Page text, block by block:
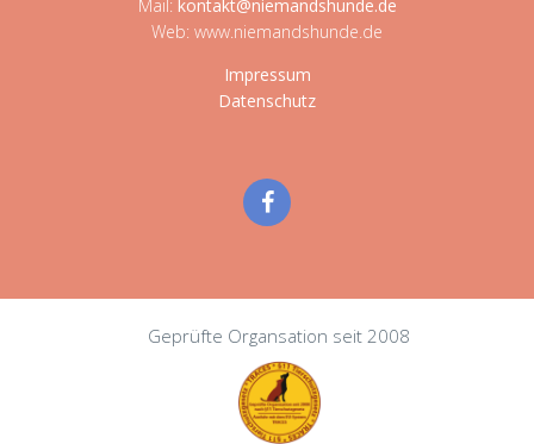
Mail: kontakt@niemandshunde.de
Web: www.niemandshunde.de
Impressum
Datenschutz
Geprüfte Organsation seit 2008